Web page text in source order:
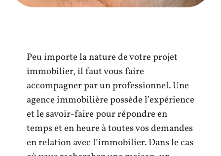
Peu importe la nature de votre projet
immobilier, il faut vous faire
accompagner par un professionnel. Une
agence immobilière possède l’expérience
et le savoir-faire pour répondre en
temps et en heure à toutes vos demandes
en relation avec l’immobilier. Dans le cas